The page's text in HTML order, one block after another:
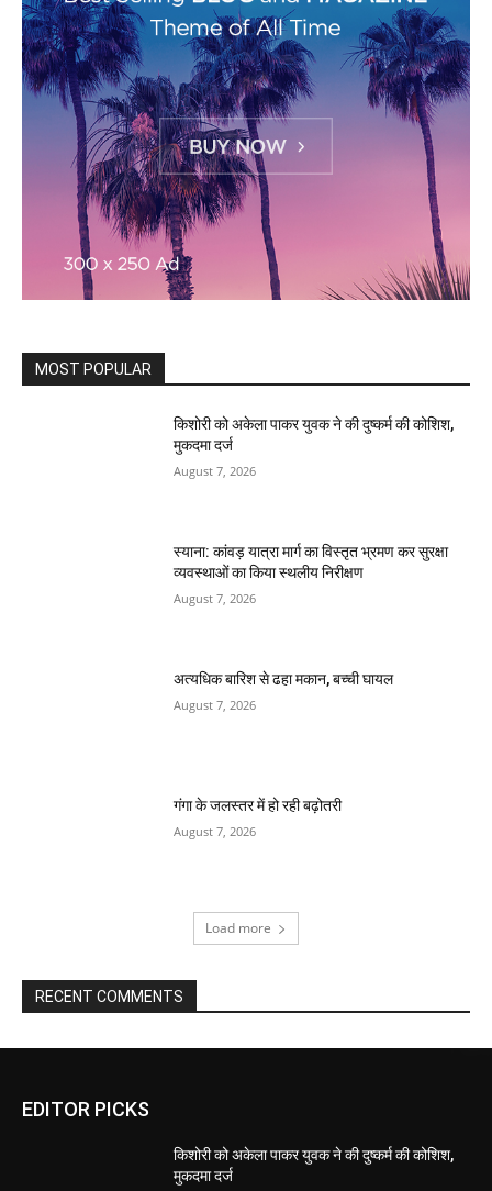
MOST POPULAR
किशोरी को अकेला पाकर युवक ने की दुष्कर्म की कोशिश,
मुकदमा दर्ज
August 7, 2026
स्याना: कांवड़ यात्रा मार्ग का विस्तृत भ्रमण कर सुरक्षा
व्यवस्थाओं का किया स्थलीय निरीक्षण
August 7, 2026
अत्यधिक बारिश से ढहा मकान, बच्ची घायल
August 7, 2026
गंगा के जलस्तर में हो रही बढ़ोतरी
August 7, 2026
Load more
RECENT COMMENTS
EDITOR PICKS
किशोरी को अकेला पाकर युवक ने की दुष्कर्म की कोशिश,
मुकदमा दर्ज